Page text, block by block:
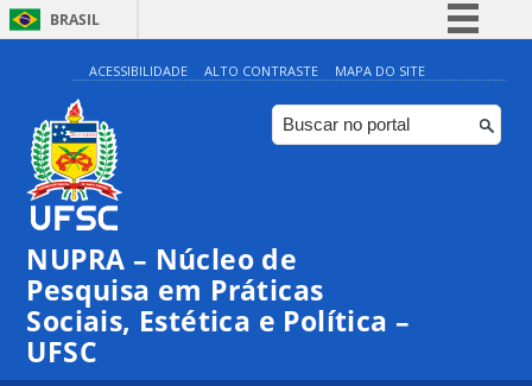
BRASIL
Simplifique!
Comunica BR
Participe
ACESSIBILIDADE ALTO CONTRASTE MAPA DO SITE
NUPRA – Núcleo de
Pesquisa em Práticas
Sociais, Estética e Política –
UFSC